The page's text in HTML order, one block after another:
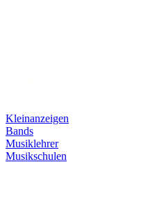
Kleinanzeigen
Bands
Musiklehrer
Musikschulen